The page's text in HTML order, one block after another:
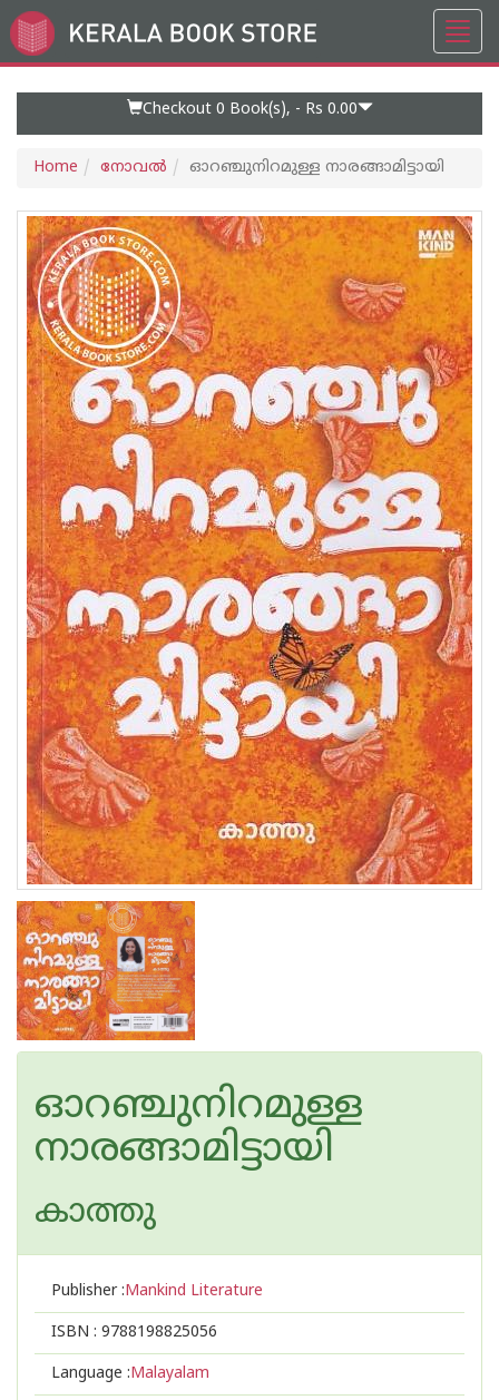
Go
to
Checkout 0 Book(s), - Rs 0.00
Home നോവല്‍ ഓറഞ്ചുനിറമുള്ള നാരങ്ങാമിട്ടായി
ഓറഞ്ചുനിറമുള്ള
നാരങ്ങാമിട്ടായി
കാത്തു
Publisher :Mankind Literature
ISBN : 9788198825056
Language :Malayalam